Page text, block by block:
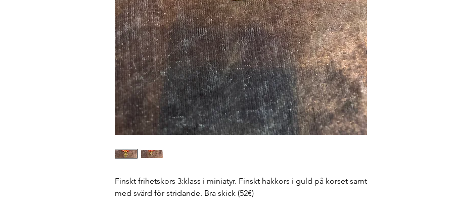
Finskt frihetskors 3:klass i miniatyr. Finskt hakkors i guld på korset samt
med svärd för stridande. Bra skick (52€)